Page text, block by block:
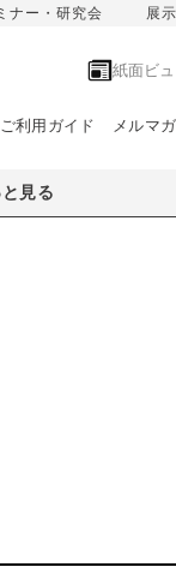
ナー・研究会 展
紙面ビ
ご利用ガイド メルマ
と見る